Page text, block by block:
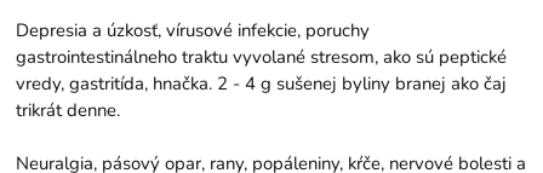
Depresia a úzkosť, vírusové infekcie, poruchy
gastrointestinálneho traktu vyvolané stresom, ako sú peptické
vredy, gastritída, hnačka. 2 - 4 g sušenej byliny branej ako čaj
trikrát denne.
Neuralgia, pásový opar, rany, popáleniny, kŕče, nervové bolesti a